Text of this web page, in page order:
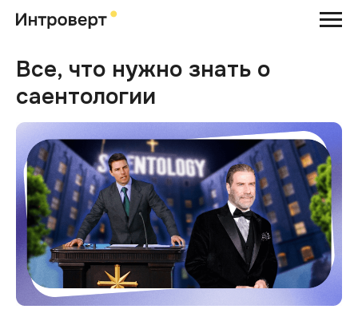
Все, что нужно знать о
саентологии